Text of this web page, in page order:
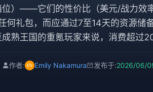
）——它们的性价比（美元/战力效
何礼包，而应通过7至14天的资源储
熟王国的重氪玩家来说，消费超过
作者: Emily Nakamura 发布于:2026/06/